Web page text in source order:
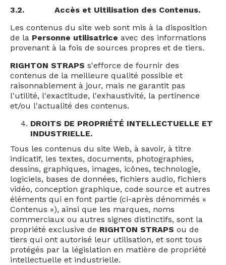
3.2.
Accès et Ultilisation des Contenus.
Les contenus du site web sont mis à la disposition
de la Personne utilisatrice avec des informations
provenant à la fois de sources propres et de tiers.
RIGHTON STRAPS s'efforce de fournir des
contenus de la meilleure qualité possible et
raisonnablement à jour, mais ne garantit pas
l'utilité, l'exactitude, l'exhaustivité, la pertinence
et/ou l'actualité des contenus.
DROITS DE PROPRIÉTÉ INTELLECTUELLE ET
INDUSTRIELLE.
Tous les contenus du site Web, à savoir, à titre
indicatif, les textes, documents, photographies,
dessins, graphiques, images, icônes, technologie,
logiciels, bases de données, fichiers audio, fichiers
vidéo, conception graphique, code source et autres
éléments qui en font partie (ci-après dénommés «
Contenus »), ainsi que les marques, noms
commerciaux ou autres signes distinctifs, sont la
propriété exclusive de RIGHTON STRAPS ou de
tiers qui ont autorisé leur utilisation, et sont tous
protégés par la législation en matière de propriété
intellectuelle et industrielle.